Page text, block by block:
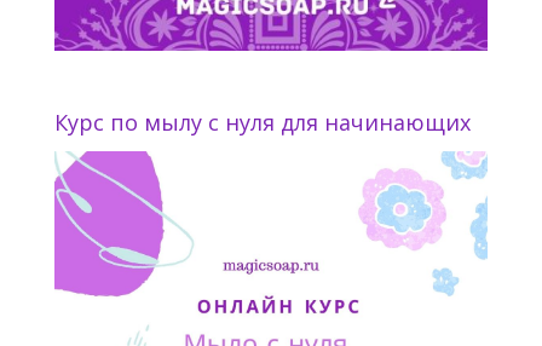
Курс по мылу с нуля для начинающих